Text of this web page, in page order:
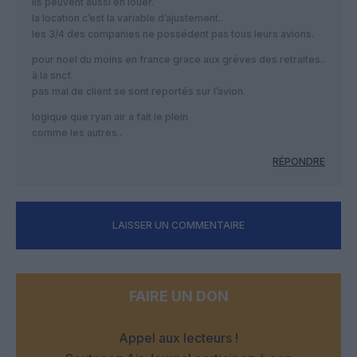
la location c’est la variable d’ajustement..
les 3/4 des companies ne possédent pas tous leurs avions.
pour noel du moins en france grace aux gréves des retraites..
à la sncf.
pas mal de client se sont reportés sur l’avion.
logique que ryan air a fait le plein
comme les autres..
RÉPONDRE
LAISSER UN COMMENTAIRE
FAIRE UN DON
Appel aux lecteurs !